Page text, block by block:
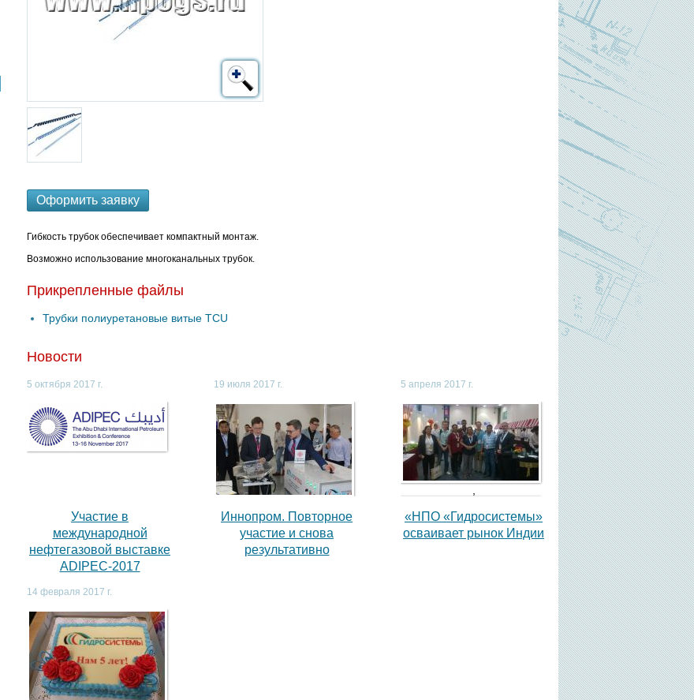
Оформить заявку
Гибкость трубок обеспечивает компактный монтаж.
Возможно использование многоканальных трубок.
Прикрепленные файлы
Трубки полиуретановые витые TCU
Новости
5 октября 2017 г.
Участие в
международной
нефтегазовой выставке
ADIPEC-2017
19 июля 2017 г.
Иннопром. Повторное
участие и снова
результативно
5 апреля 2017 г.
«НПО «Гидросистемы»
осваивает рынок Индии
14 февраля 2017 г.